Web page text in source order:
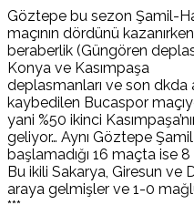
Göztepe bu sezon Şamil-
maçının dördünü
beraberlik (Güngören
Konya ve Kasımpaşa
deplasmanları ve son dkda
kaybedilen Bucaspor
yani %50 ikinci
geliyor… Aynı Göztepe
başlamadığı 16 maçta ise
Bu ikili Sakarya, Giresun ve
araya gelmişler ve 1-0
***